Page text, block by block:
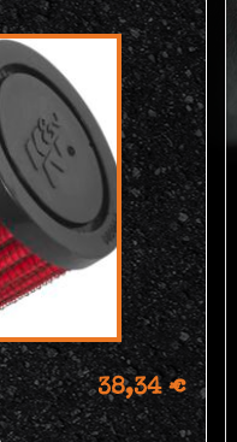
38,34 €